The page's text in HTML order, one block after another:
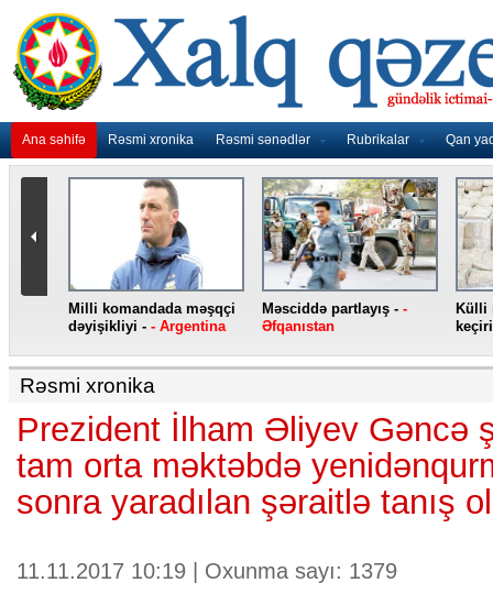
Ana səhifə Rəsmi xronika Rəsmi sənədlər Rubrikalar Qan
Milli komandada məşqçi
dəyişikliyi - - Argentina
Məsciddə partlayış - -
Əfqanıstan
Külli
Rəsmi xronika
Prezident İlham Əliyev Gəncə
tam orta məktəbdə
sonra yaradılan şəraitlə tanış
11.11.2017 10:19 | Oxunma sayı: 1379